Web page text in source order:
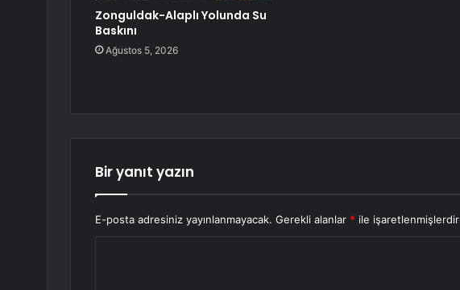
Zonguldak-Alaplı Yolunda Su
Baskını
Ağustos 5, 2026
Bir yanıt yazın
E-posta adresiniz yayınlanmayacak. Gerekli alanlar * ile işaretlenmişlerdir